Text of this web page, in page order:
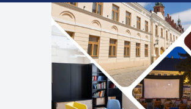
prywatności